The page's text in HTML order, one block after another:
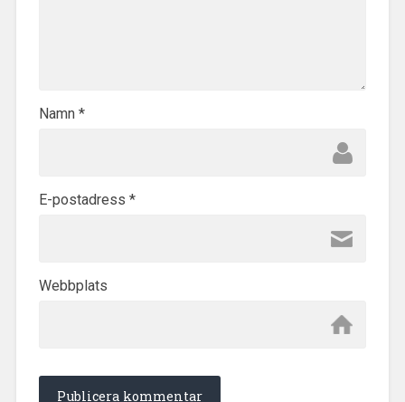
Namn *
E-postadress *
Webbplats